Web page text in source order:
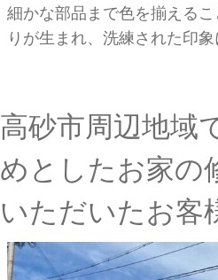
細かな部品まで色を揃える
りが生まれ、洗練された印象
高砂市周辺地域
めとしたお家の
いただいたお客